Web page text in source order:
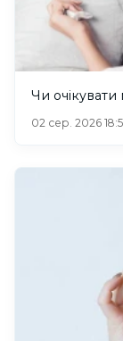
Чи очікувати
02 сер. 2026